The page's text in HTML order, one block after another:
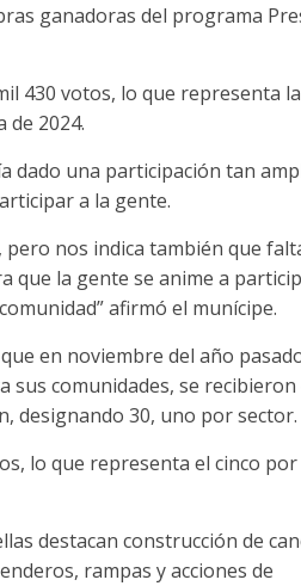
ganadoras del programa
430 votos, lo que representa
de 2024.
dado una participación tan
a la gente.
nos indica también que
que la gente se anime a
afirmó el munícipe.
en noviembre del año
sus comunidades, se
designando 30, uno por sector.
lo que representa el cinco
destacan construcción de
rampas y acciones de